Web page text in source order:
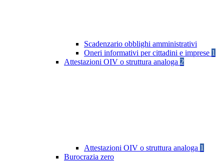
Scadenzario obblighi amministrativi
Oneri informativi per cittadini e imprese 1
Attestazioni OIV o struttura analoga 2
Attestazioni OIV o struttura analoga 1
Burocrazia zero